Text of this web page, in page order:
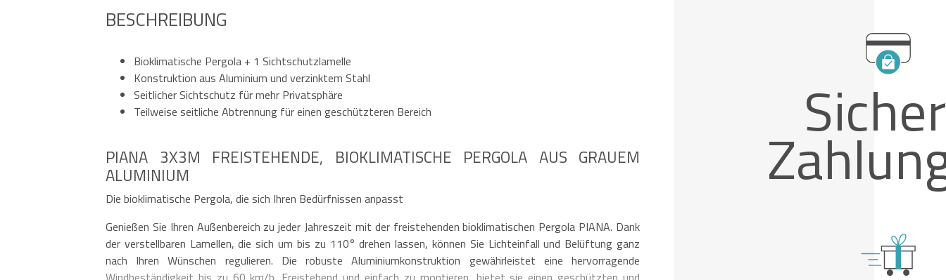
BESCHREIBUNG
Bioklimatische Pergola + 1 Sichtschutzlamelle
Konstruktion aus Aluminium und verzinktem Stahl
Seitlicher Sichtschutz für mehr Privatsphäre
Teilweise seitliche Abtrennung für einen geschützteren Bereich
PIANA 3X3M FREISTEHENDE, BIOKLIMATISCHE PERGOLA AUS GRAUEM
ALUMINIUM
Die bioklimatische Pergola, die sich Ihren Bedürfnissen anpasst
Genießen Sie Ihren Außenbereich zu jeder Jahreszeit mit der freistehenden bioklimatischen Pergola PIANA. Dank
der verstellbaren Lamellen, die sich um bis zu 110° drehen lassen, können Sie Lichteinfall und Belüftung ganz
nach Ihren Wünschen regulieren. Die robuste Aluminiumkonstruktion gewährleistet eine hervorragende